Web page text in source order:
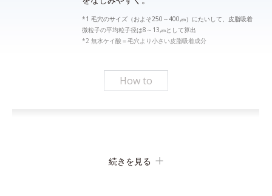
*1 毛穴のサイズ（およそ250～400㎛）にたいして、皮脂吸着
微粒子の平均粒子径は8～13㎛として算出
*2 無水ケイ酸＝毛穴より小さい皮脂吸着成分
How to
続きを見る